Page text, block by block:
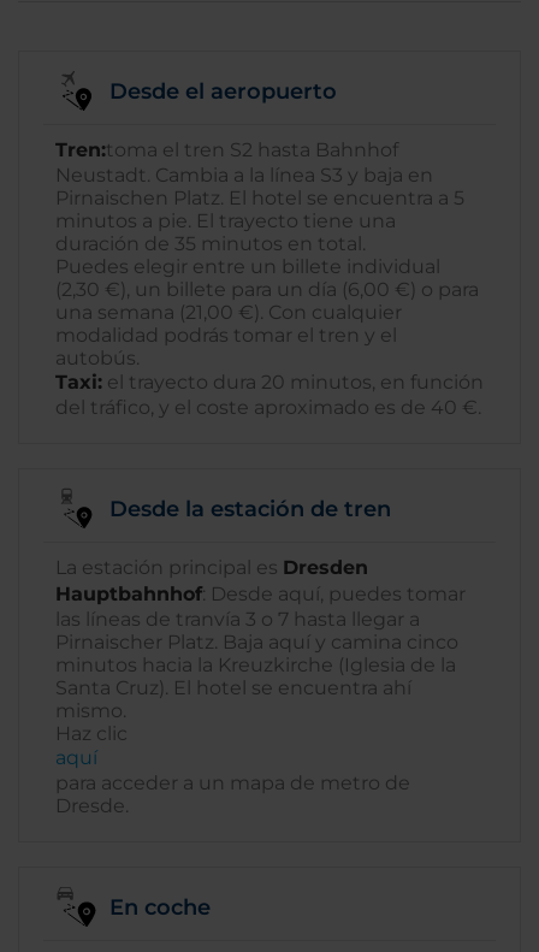
Desde el aeropuerto
Tren:toma el tren S2 hasta Bahnhof
Neustadt. Cambia a la línea S3 y baja en
Pirnaischen Platz. El hotel se encuentra a 5
minutos a pie. El trayecto tiene una
duración de 35 minutos en total.
Puedes elegir entre un billete individual
(2,30 €), un billete para un día (6,00 €) o para
una semana (21,00 €). Con cualquier
modalidad podrás tomar el tren y el
autobús.
Taxi: el trayecto dura 20 minutos, en función
del tráfico, y el coste aproximado es de 40 €.
Desde la estación de tren
La estación principal es Dresden
Hauptbahnhof: Desde aquí, puedes tomar
las líneas de tranvía 3 o 7 hasta llegar a
Pirnaischer Platz. Baja aquí y camina cinco
minutos hacia la Kreuzkirche (Iglesia de la
Santa Cruz). El hotel se encuentra ahí
mismo.
Haz clic
aquí
para acceder a un mapa de metro de
Dresde.
En coche